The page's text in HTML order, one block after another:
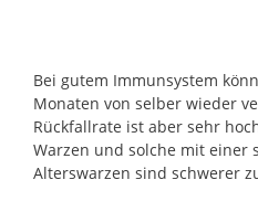
Bei gutem Immunsystem
Monaten von selber wieder
Rückfallrate ist aber sehr
Warzen und solche mit einer
Alterswarzen sind schwerer